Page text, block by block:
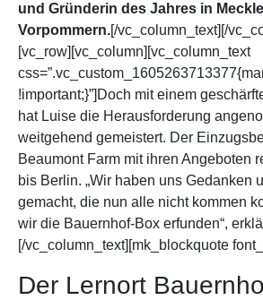
und Gründerin des Jahres in
Vorpommern.[/vc_column_text][/
[vc_row][vc_column][vc_column_text
!important;}”]Doch mit einem
hat Luise die Herausforderung
weitgehend gemeistert. Der
Beaumont Farm mit ihren Angeboten
bis Berlin. „Wir haben uns Gedanken
gemacht, die nun alle nicht kommen
wir die Bauernhof-Box erfunden“,
[/vc_column_text][mk_blockquote
Der Lernort